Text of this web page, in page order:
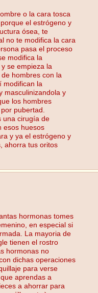
o la cara tosca
el estrógeno y
ósea, te
no te modifica la cara
pasa el proceso
modifica la
se empieza la
hombres con la
modifican la
masculinizandola y
los hombres
pubertad.
una cirugía de
esos huesos
y ya el estrógeno y
ahorra tus oritos
hormonas tomes
en especial si
La mayoria de
tienen el rostro
hormonas no
dichas operaciones
para verse
aprendas a
a ahorrar para